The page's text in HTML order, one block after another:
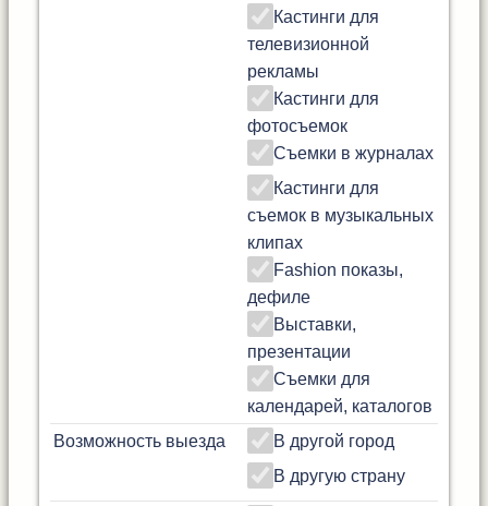
Кастинги для
телевизионной
рекламы
Кастинги для
фотосъемок
Съемки в журналах
Кастинги для
съемок в музыкальных
клипах
Fashion показы,
дефиле
Выставки,
презентации
Съемки для
календарей, каталогов
Возможность выезда
В другой город
В другую страну